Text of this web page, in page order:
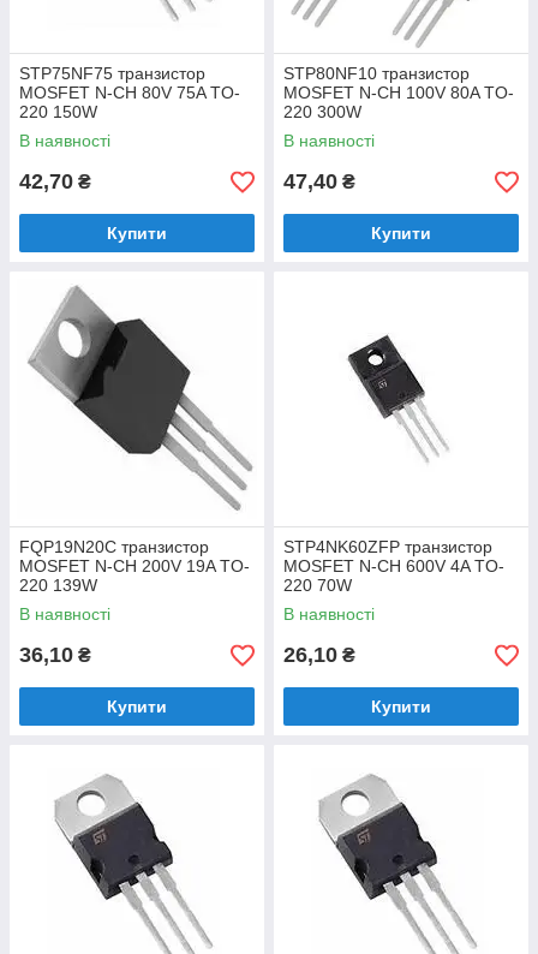
STP75NF75 транзистор
MOSFET N-CH 80V 75A TO-
220 150W
В наявності
42,70 ₴
Купити
STP80NF10 транзистор
MOSFET N-CH 100V 80A TO-
220 300W
В наявності
47,40 ₴
Купити
FQP19N20C транзистор
MOSFET N-CH 200V 19A TO-
220 139W
В наявності
36,10 ₴
Купити
STP4NK60ZFP транзистор
MOSFET N-CH 600V 4A TO-
220 70W
В наявності
26,10 ₴
Купити